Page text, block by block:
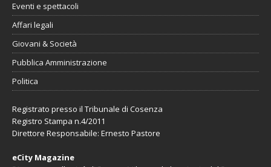
Eventi e spettacoli
Affari legali
Giovani & Società
Pubblica Amministrazione
Politica
Registrato presso il Tribunale di Cosenza
Registro Stampa n.4/2011
Direttore Responsabile: Ernesto Pastore
eCity Magazine